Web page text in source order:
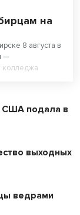
на
8 августа в
—
колледжа
за
США подала в
выходных
ведрами